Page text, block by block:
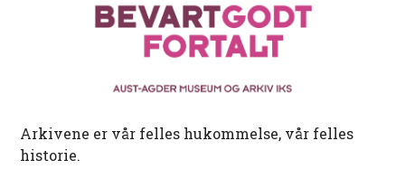
Arkivene er vår felles hukommelse, vår felles
historie.